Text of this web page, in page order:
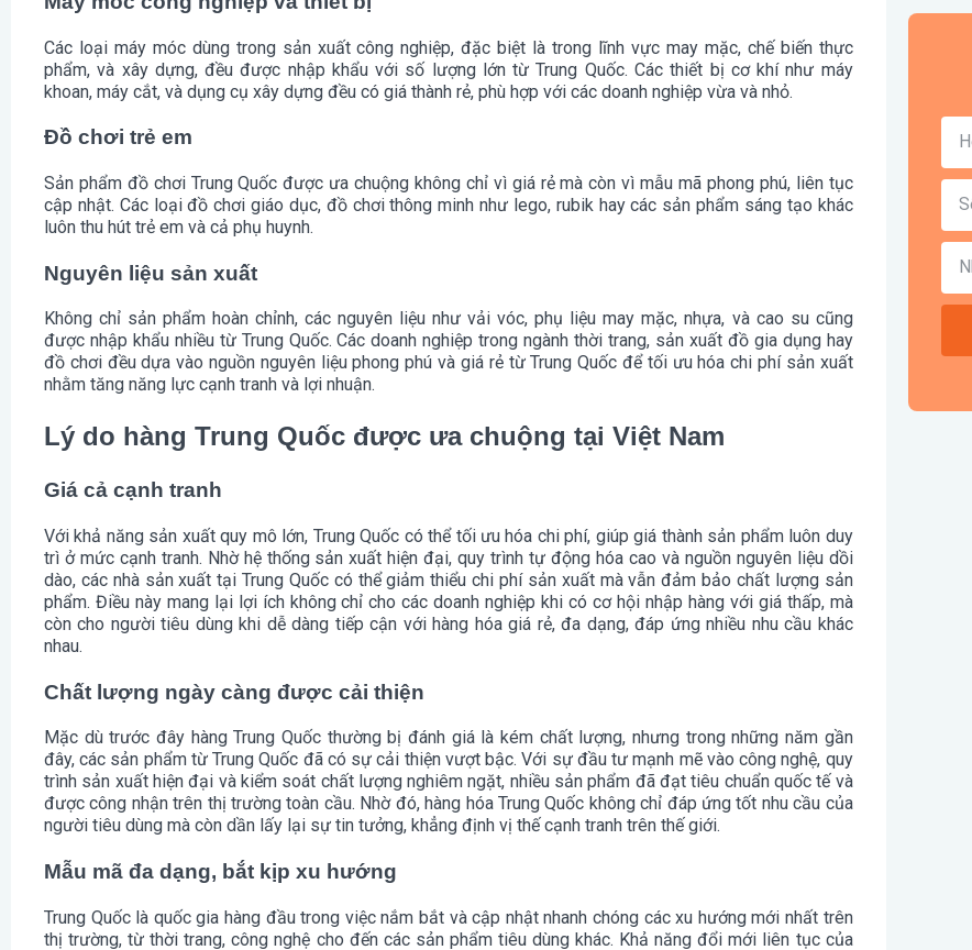
Các loại máy móc dùng trong sản xuất công nghiệp, đặc biệt là trong lĩnh vực may mặc, chế biến thực
phẩm, và xây dựng, đều được nhập khẩu với số lượng lớn từ Trung Quốc. Các thiết bị cơ khí như máy
khoan, máy cắt, và dụng cụ xây dựng đều có giá thành rẻ, phù hợp với các doanh nghiệp vừa và nhỏ.
Đồ chơi trẻ em
Sản phẩm đồ chơi Trung Quốc được ưa chuộng không chỉ vì giá rẻ mà còn vì mẫu mã phong phú, liên tục
cập nhật. Các loại đồ chơi giáo dục, đồ chơi thông minh như lego, rubik hay các sản phẩm sáng tạo khác
luôn thu hút trẻ em và cả phụ huynh.
Nguyên liệu sản xuất
Không chỉ sản phẩm hoàn chỉnh, các nguyên liệu như vải vóc, phụ liệu may mặc, nhựa, và cao su cũng
được nhập khẩu nhiều từ Trung Quốc. Các doanh nghiệp trong ngành thời trang, sản xuất đồ gia dụng hay
đồ chơi đều dựa vào nguồn nguyên liệu phong phú và giá rẻ từ Trung Quốc để tối ưu hóa chi phí sản xuất
nhằm tăng năng lực cạnh tranh và lợi nhuận.
Lý do hàng Trung Quốc được ưa chuộng tại Việt Nam
Giá cả cạnh tranh
Với khả năng sản xuất quy mô lớn, Trung Quốc có thể tối ưu hóa chi phí, giúp giá thành sản phẩm luôn duy
trì ở mức cạnh tranh. Nhờ hệ thống sản xuất hiện đại, quy trình tự động hóa cao và nguồn nguyên liệu dồi
dào, các nhà sản xuất tại Trung Quốc có thể giảm thiểu chi phí sản xuất mà vẫn đảm bảo chất lượng sản
phẩm. Điều này mang lại lợi ích không chỉ cho các doanh nghiệp khi có cơ hội nhập hàng với giá thấp, mà
còn cho người tiêu dùng khi dễ dàng tiếp cận với hàng hóa giá rẻ, đa dạng, đáp ứng nhiều nhu cầu khác
nhau.
Chất lượng ngày càng được cải thiện
Mặc dù trước đây hàng Trung Quốc thường bị đánh giá là kém chất lượng, nhưng trong những năm gần
đây, các sản phẩm từ Trung Quốc đã có sự cải thiện vượt bậc. Với sự đầu tư mạnh mẽ vào công nghệ, quy
trình sản xuất hiện đại và kiểm soát chất lượng nghiêm ngặt, nhiều sản phẩm đã đạt tiêu chuẩn quốc tế và
được công nhận trên thị trường toàn cầu. Nhờ đó, hàng hóa Trung Quốc không chỉ đáp ứng tốt nhu cầu của
người tiêu dùng mà còn dần lấy lại sự tin tưởng, khẳng định vị thế cạnh tranh trên thế giới.
Mẫu mã đa dạng, bắt kịp xu hướng
Trung Quốc là quốc gia hàng đầu trong việc nắm bắt và cập nhật nhanh chóng các xu hướng mới nhất trên
thị trường, từ thời trang, công nghệ cho đến các sản phẩm tiêu dùng khác. Khả năng đổi mới liên tục của